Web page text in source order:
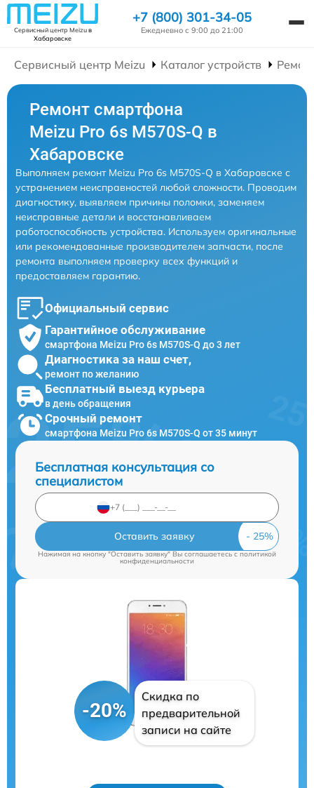
Сервисный центр Meizuв
Хабаровске
+7 (800) 301-34-05
Ежедневно с 9:00 до 21:00
Сервисный центр Meizu Каталог устройств
Ремонт смартфона
Meizu Pro 6s M570S-Q в
Хабаровске
Выполняем ремонт Meizu Pro 6s M570S-Q в Хабаровске с
устранением неисправностей любой сложности. Проводим
диагностику, выявляем причины поломки, заменяем
неисправные детали и восстанавливаем
работоспособность устройства. Используем оригинальные
или рекомендованные производителем запчасти, после
ремонта выполняем проверку всех функций и
предоставляем гарантию.
Официальный сервис
Гарантийное обслуживание
смартфона Meizu Pro 6s M570S-Q до 3 лет
Диагностика за наш счет,
ремонт по желанию
Бесплатный выезд курьера
в день обращения
Срочный ремонт
смартфона Meizu Pro 6s M570S-Q от 35 минут
Бесплатная консультация со
специалистом
Оставить заявку
Нажимая на кнопку "Оставить заявку" Вы соглашаетесь cполитикой
конфиденциальности
-20%
Скидка по
предварительной
записи на сайте